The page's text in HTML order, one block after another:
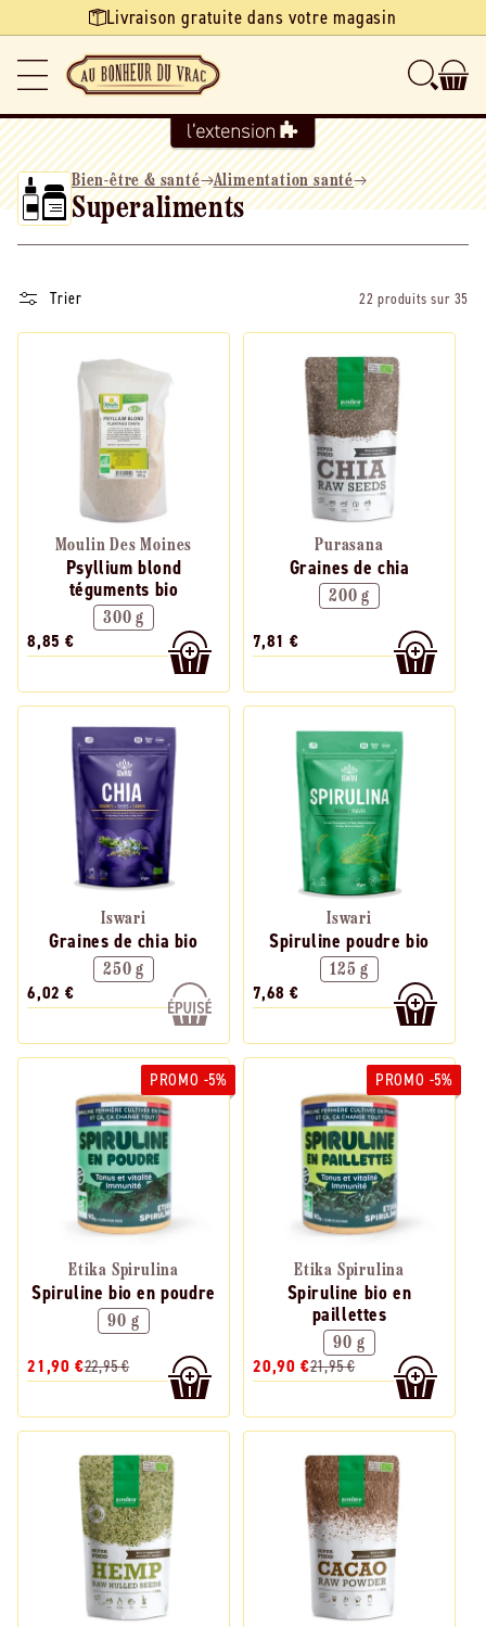
Ignorer et
passer au Livraison gratuite dans votre magasin
Bien-être & santé Alimentation santé
Superaliments
Trier 22 produits sur 35
Moulin Des Moines
Psyllium blond
téguments bio
300 g
8,85 €
Purasana
Graines de chia
200 g
7,81 €
Iswari
Graines de chia bio
250 g
6,02 €
Iswari
Spiruline poudre bio
125 g
7,68 €
PROMO -5%
Etika Spirulina
Spiruline bio en poudre
90 g
21,90 €22,95 €
PROMO -5%
Etika Spirulina
Spiruline bio en
paillettes
90 g
20,90 €21,95 €